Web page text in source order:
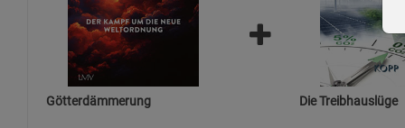
Götterdämmerung Die Treibhauslüge